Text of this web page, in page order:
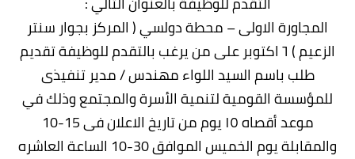
المجاورة الاولى – محطة دولسي ( المركز بجوار سنتر
الزعيم ) ٦ اكتوبر على من يرغب بالتقدم للوظيفة تقديم
طلب باسم السيد اللواء مهندس / مدير تنفيذى
للمؤسسة القومية لتنمية الأسرة والمجتمع وذلك في
موعد أقصاه ١٥ يوم من تاريخ الاعلان فى 15-10
والمقابلة يوم الخميس الموافق 30-10 الساعة العاشره